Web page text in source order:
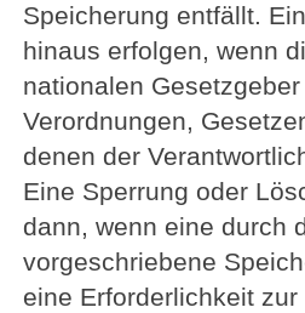
Speicherung entfällt.
hinaus erfolgen, wenn
nationalen
Verordnungen,
denen der
Eine Sperrung oder
dann, wenn eine durch
vorgeschriebene
eine Erforderlichkeit